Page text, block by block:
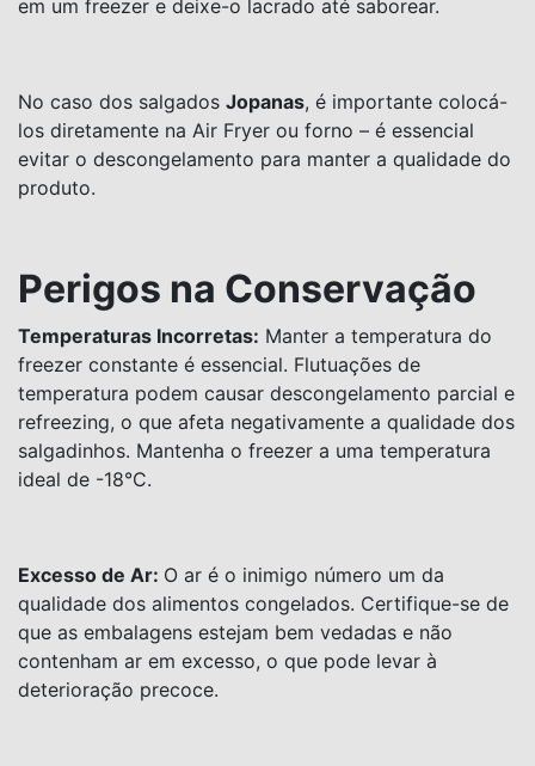
em um freezer e deixe-o lacrado até saborear.
No caso dos salgados Jopanas, é importante colocá-
los diretamente na Air Fryer ou forno – é essencial
evitar o descongelamento para manter a qualidade do
produto.
Perigos na Conservação
Temperaturas Incorretas: Manter a temperatura do
freezer constante é essencial. Flutuações de
temperatura podem causar descongelamento parcial e
refreezing, o que afeta negativamente a qualidade dos
salgadinhos. Mantenha o freezer a uma temperatura
ideal de -18°C.
Excesso de Ar: O ar é o inimigo número um da
qualidade dos alimentos congelados. Certifique-se de
que as embalagens estejam bem vedadas e não
contenham ar em excesso, o que pode levar à
deterioração precoce.